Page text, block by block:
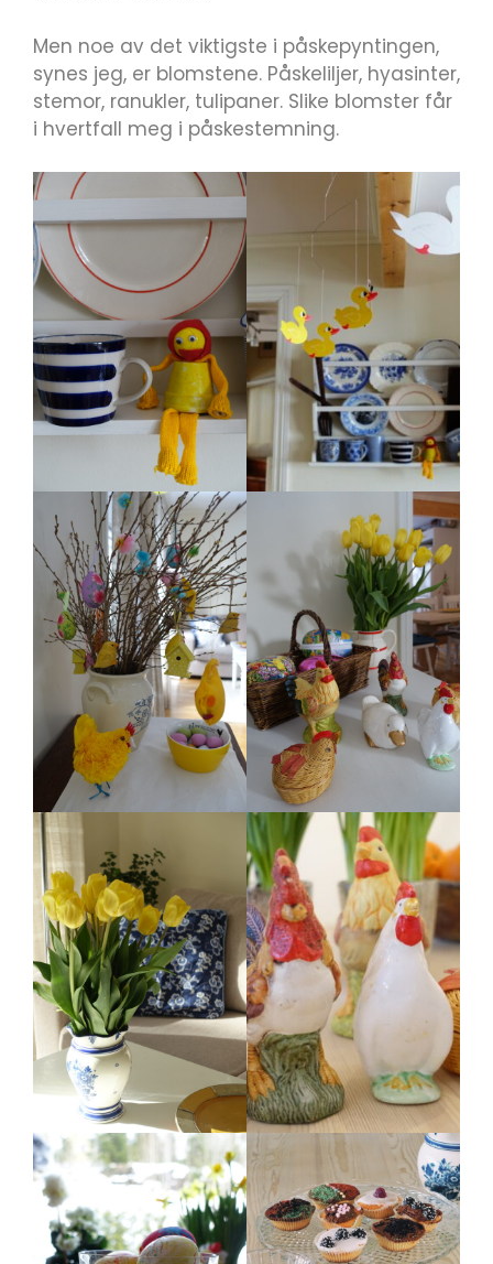
Men noe av det viktigste i påskepyntingen,
synes jeg, er blomstene. Påskeliljer, hyasinter,
stemor, ranukler, tulipaner. Slike blomster får
i hvertfall meg i påskestemning.